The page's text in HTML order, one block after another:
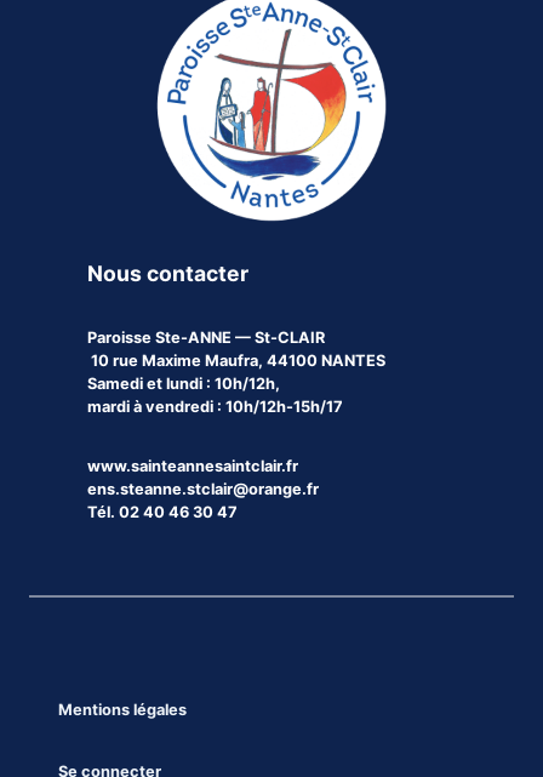
Nous contacter
Paroisse Ste-ANNE — St-CLAIR
10 rue Maxime Maufra, 44100 NANTES
Samedi et lundi : 10h/12h,
mardi à vendredi : 10h/12h-15h/17
www.sainteannesaintclair.fr
ens.steanne.stclair@orange.fr
Tél. 02 40 46 30 47
Mentions légales
Se connecter